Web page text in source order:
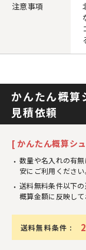
注意事項
かんたん概算
見積依頼
[ かんたん概算シ
数量や名入れの有
安にご利用ください
送料無料条件以下の
概算金額に反映して
送料無料条件 :